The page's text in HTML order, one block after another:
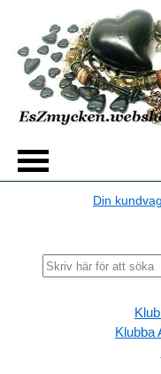
Din
Klubba